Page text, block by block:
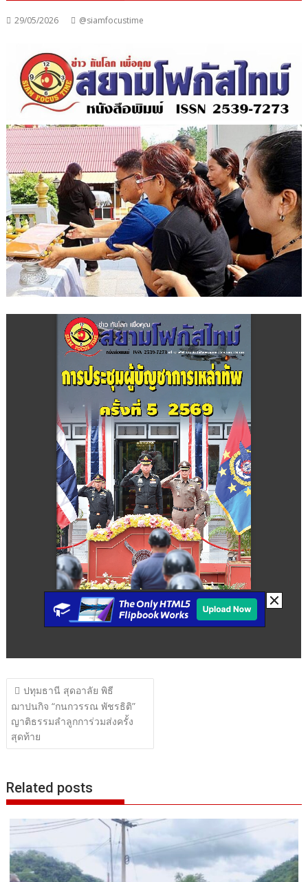
29/05/2026 @siamfocustime
แนะแนว
เรื่อง
ปทุมธานี สุดอาลัย พิธี
ฌาปนกิจ “กนกวรรณ พัชรธิติ”
ญาติธรรมลำลูกการ่วมส่งครั้ง
สุดท้าย
Related posts